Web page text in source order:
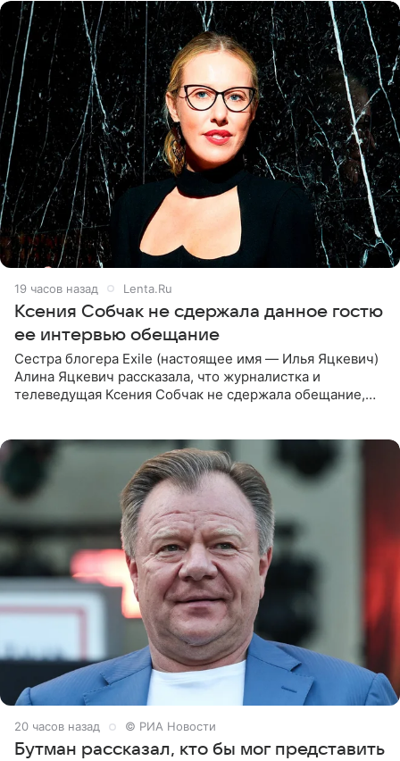
19 часов назад Lenta.Ru
Ксения Собчак не сдержала данное гостю
ее интервью обещание
Сестра блогера Exile (настоящее имя — Илья Яцкевич)
Алина Яцкевич рассказала, что журналистка и
телеведущая Ксения Собчак не сдержала обещание,
20 часов назад © РИА Новости
Бутман рассказал, кто бы мог представить